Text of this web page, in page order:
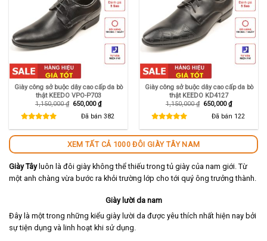
Giày công sở buộc dây cao cấp da bò
thật KEEDO VPO-P703
1,150,000₫ Giá
650,000₫Giá
hiện
tại
Đã bán 382
Giày công sở buộc dây cao cấp da bò
thật KEEDO KD4127
1,150,000₫ Giá
650,000₫Giá
hiện
tại
Đã bán 122
XEM TẤT CẢ 1000 ĐÔI GIÀY TÂY NAM
Giày Tâyluôn là đôi giày không thể thiếu trong tủ giày của nam giới. Từ
một anh chàng vừa bước ra khỏi trường lớp cho tới quý ông trưởng thành.
Giày lười da nam
Đây là một trong những kiểu giày lười da được yêu thích nhất hiện nay bởi
sự tiện dụng và linh hoạt khi sử dụng.